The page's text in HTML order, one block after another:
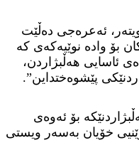
ئەعرەجی دەڵێت
بۆ وادە نوێیەکەی کە
ئاسایی هەڵبژاردن،
پێشوەختداین”.
بۆ ئەوەی
خۆیان بەسەر ویستی